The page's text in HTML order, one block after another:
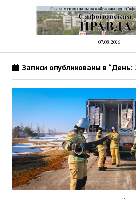
07.08.2026
Записи опубликованы в “День: